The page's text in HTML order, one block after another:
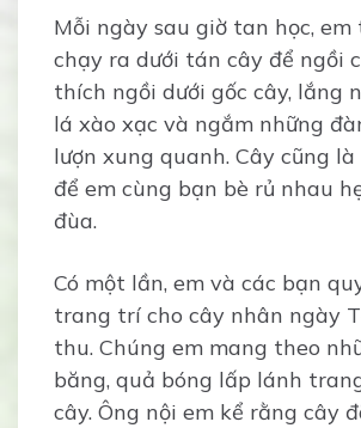
Mỗi ngày sau giờ tan học, em
chạy ra dưới tán cây để ngồi
thích ngồi dưới gốc cây, lắng
lá xào xạc và ngắm những
lượn xung quanh. Cây cũng
để em cùng bạn bè rủ nhau
đùa.
Có một lần, em và các bạn
trang trí cho cây nhân ngày
thu. Chúng em mang theo
băng, quả bóng lấp lánh
cây. Ông nội em kể rằng cây